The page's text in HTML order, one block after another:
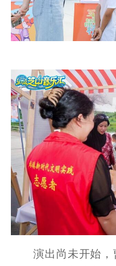
文明创建
思想政治教育 爱
红
精品出版
电影创作
演出尚未开始，